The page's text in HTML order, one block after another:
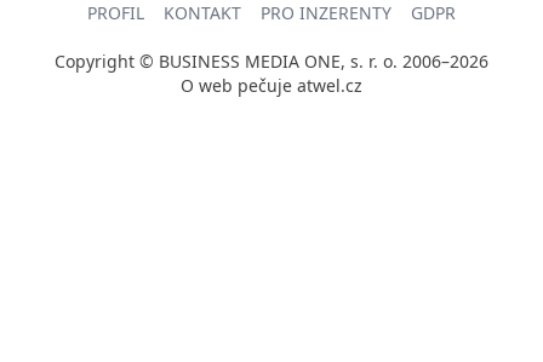
PROFIL KONTAKT PRO INZERENTY GDPR
Copyright © BUSINESS MEDIA ONE, s. r. o. 2006–2026